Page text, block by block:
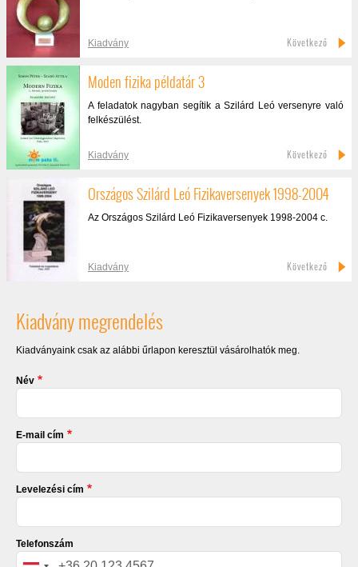
Kiadvány Következő
Moden fizika példatár 3
A feladatok nagyban segítik a Szilárd Leó versenyre való
felkészülést.
Kiadvány Következő
Országos Szilárd Leó Fizikaversenyek 1998-2004
Az Országos Szilárd Leó Fizikaversenyek 1998-2004 c.
Kiadvány Következő
Kiadvány megrendelés
Kiadványaink csak az alábbi űrlapon keresztül vásárolhatók meg.
Név
E-mail cím
Levelezési cím
Telefonszám